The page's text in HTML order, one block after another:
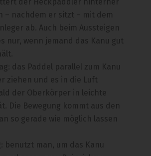
– nachdem er sitzt – mit dem
ab. Auch beim Aussteigen
nur, wenn jemand das Kanu gut
das Paddel parallel zum Kanu
ziehen und es in die Luft
der Oberkörper in leichte
Die Bewegung kommt aus den
so gerade wie möglich lassen
benutzt man, um das Kanu